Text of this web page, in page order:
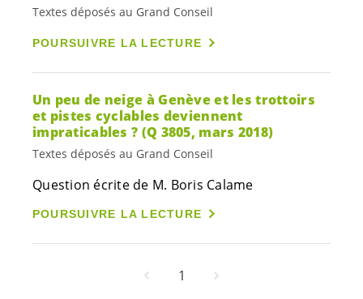
Textes déposés au Grand Conseil
POURSUIVRE LA LECTURE
Un peu de neige à Genève et les trottoirs
et pistes cyclables deviennent
impraticables ? (Q 3805, mars 2018)
Textes déposés au Grand Conseil
Question écrite de M. Boris Calame
POURSUIVRE LA LECTURE
1